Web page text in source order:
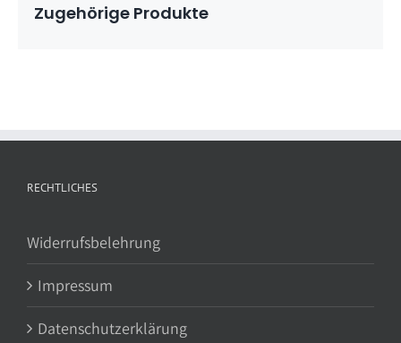
Zugehörige Produkte
RECHTLICHES
Widerrufsbelehrung
Impressum
Datenschutzerklärung